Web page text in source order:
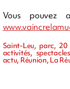
Vous
Saint-Leu, parc,
activités,
actu, Réunion, La